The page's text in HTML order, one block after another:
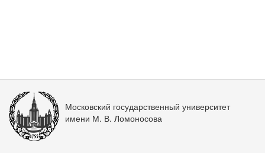
Московский государственный университет
имени М. В. Ломоносова